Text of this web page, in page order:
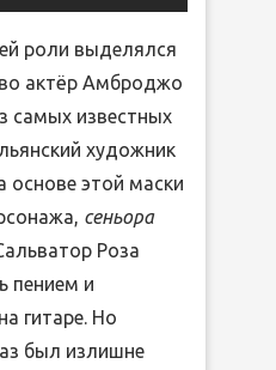
роли выделялся
актёр Амброджо
самых известных
художник
основе этой маски
сеньора
Роза
пением и
гитаре. Но
был излишне